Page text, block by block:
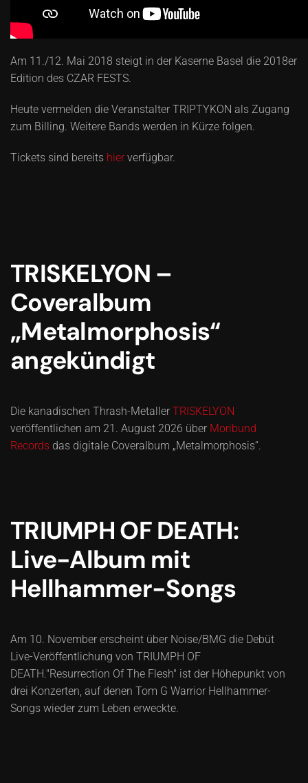
Am 11./12. Mai 2018 steigt in der Kaserne Basel die 2018er
Edition des CZAR FESTS.
Heute vermelden die Veranstalter TRIPTYKON als Zugang
zum Billing. Weitere Bands werden in Kürze folgen.
Tickets sind bereits hierverfügbar.
TRISKELYON –
Coveralbum
„Metalmorphosis“
angekündigt
Die kanadischen Thrash-Metaller TRISKELYON
veröffentlichen am 21. August 2026 über Moribund
Records das digitale Coveralbum „Metalmorphosis“.
TRIUMPH OF DEATH:
Live-Album mit
Hellhammer-Songs
Am 10. November erscheint über Noise/BMG die Debüt
Live-Veröffentlichung von TRIUMPH OF
DEATH."Resurrection Of The Flesh" ist der Höhepunkt von
drei Konzerten, auf denen Tom G Warrior Hellhammer-
Songs wieder zum Leben erweckte.